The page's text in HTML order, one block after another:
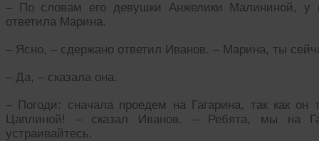
– По словам его девушки Анжелики Малининой,
ответила Марина.
– Ясно, – сдержано ответил Иванов. – Марина, ты
– Да, – сказала она.
– Погоди: сначала проедем на Гагарина, так как
Цаплиной! – сказал Иванов. – Ребята, мы на
устраивайтесь.